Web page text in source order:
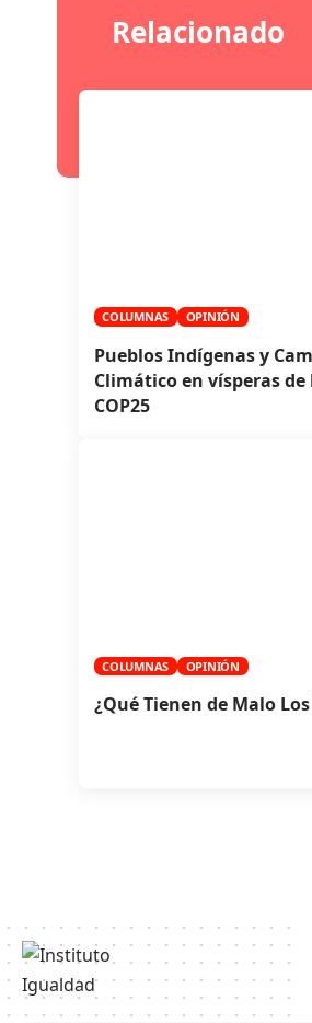
Relacionado
COLUMNAS OPINIÓN
Pueblos Indígenas y
Climático en vísperas de
COP25
COLUMNAS OPINIÓN
¿Qué Tienen de Malo Los